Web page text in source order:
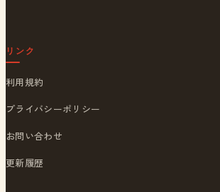
リンク
利用規約
プライバシーポリシー
お問い合わせ
更新履歴